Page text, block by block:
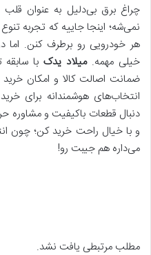
چراغ برق بی‌دلیل به عنوان قلب
نمی‌شه؛ اینجا جاییه که تجربه
هر خودرویی رو برطرف کنن. اما
خیلی مهمه.میلاد یدکبا
ضمانت اصالت کالا و امکان
انتخاب‌های هوشمندانه برای
دنبال قطعات باکیفیت و مشاوره
و با خیال راحت خرید کن؛ چون
می‌داره هم جیبت رو!
مطلب مرتبطی یافت نشد.